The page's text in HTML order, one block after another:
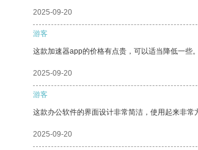
2025-09-20
游客
这款加速器app的价格有点贵，可以适当降低一些
2025-09-20
游客
这款办公软件的界面设计非常简洁，使用起来非常
2025-09-20